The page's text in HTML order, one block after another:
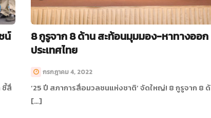
น์
ชี้สื่
8 กูรูจาก 8 ด้าน สะท้อนมุมมอง-หาทางออก
ประเทศไทย
กรกฎาคม 4, 2022
‘25 ปี สภาการสื่อมวลชนแห่งชาติ’ จัดใหญ่! 8 กูรูจาก 8 ด้
[…]